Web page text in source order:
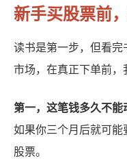
新手买股票前
读书是第一步，但看
市场，在真正下单前，
第一，这笔钱多久不能
如果你三个月后就可
股票。